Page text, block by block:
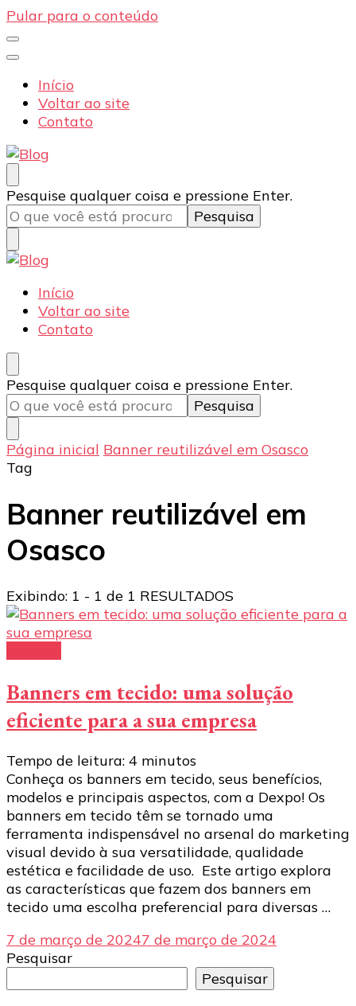
Pular para o conteúdo
Início
Voltar ao site
Contato
Blog
Dexpo – Displays e Expositores Portateis
Procurando
algo?
Pesquise qualquer coisa e pressione Enter.
Blog
Dexpo – Displays e Expositores Portateis
Início
Voltar ao site
Contato
Procurando
algo?
Pesquise qualquer coisa e pressione Enter.
Página inicial Banner reutilizável em Osasco
Tag
Banner reutilizável em
Osasco
Exibindo: 1 - 1 de 1 RESULTADOS
Banners em tecido: uma solução
eficiente para a sua empresa
Tempo de leitura: 4 minutos
Conheça os banners em tecido, seus benefícios,
modelos e principais aspectos, com a Dexpo! Os
banners em tecido têm se tornado uma
ferramenta indispensável no arsenal do marketing
visual devido à sua versatilidade, qualidade
estética e facilidade de uso. Este artigo explora
as características que fazem dos banners em
tecido uma escolha preferencial para diversas …
7 de março de 20247 de março de 2024
Pesquisar
Pesquisar